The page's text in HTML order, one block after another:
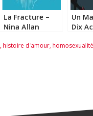
La Fracture –
Nina Allan
Un
Dix
,histoire d'amour,homosexualité